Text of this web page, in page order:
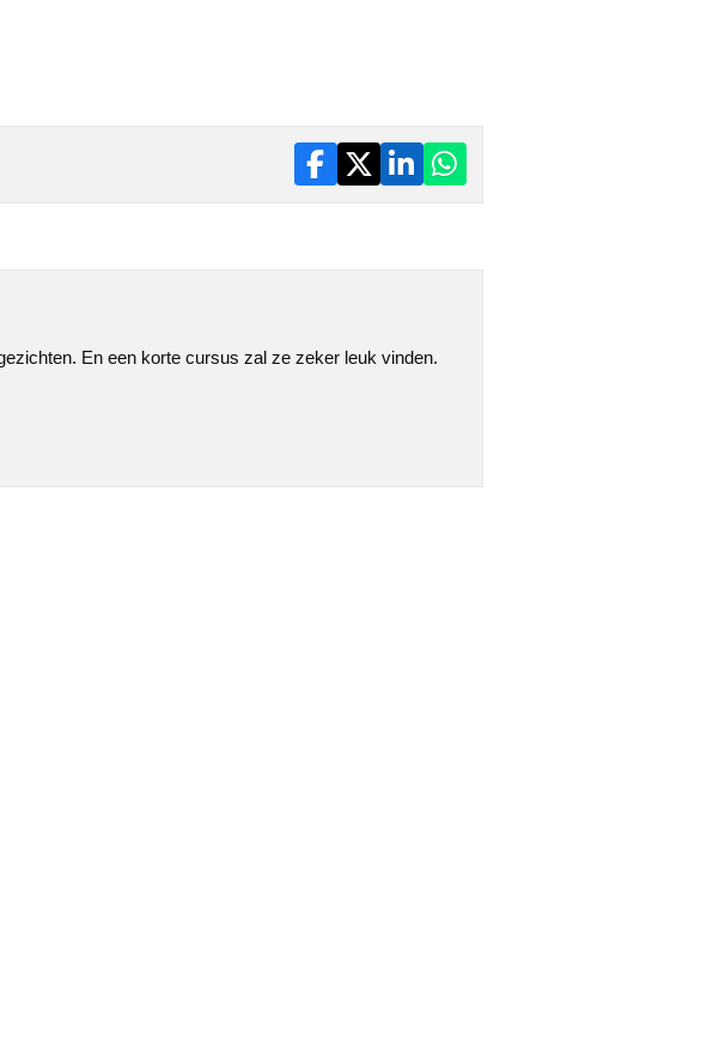
En een korte cursus zal ze zeker leuk vinden.